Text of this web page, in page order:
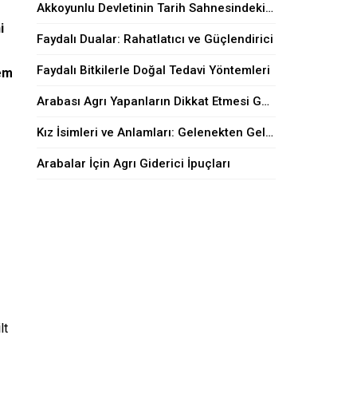
Akkoyunlu Devletinin Tarih Sahnesindeki Yeri
Faydalı Dualar: Rahatlatıcı ve Güçlendirici
Faydalı Bitkilerle Doğal Tedavi Yöntemleri
Arabası Agrı Yapanların Dikkat Etmesi Gerekenler
Kız İsimleri ve Anlamları: Gelenekten Geleceğe
Arabalar İçin Agrı Giderici İpuçları